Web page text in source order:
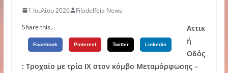
1 Ιουλίου 2026
Filadelfeia News
Share this...
Facebook Pinterest Twitter Linkedin
Αττικ
ή
Οδός
: Τροχαίο με τρία ΙΧ στον κόμβο Μεταμόρφωσης –